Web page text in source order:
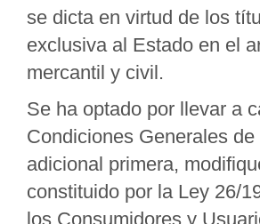
se dicta en virtud de los
exclusiva al Estado en el
mercantil y civil.
Se ha optado por llevar a
Condiciones Generales
adicional primera,
constituido por la Ley 26/
los Consumidores y